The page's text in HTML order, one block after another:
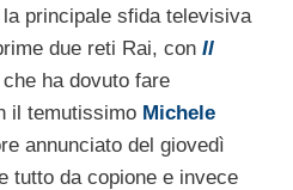
principale sfida televisiva
due reti Rai, con Il
che ha dovuto fare
il temutissimo Michele
annunciato del giovedì
tutto da copione e invece